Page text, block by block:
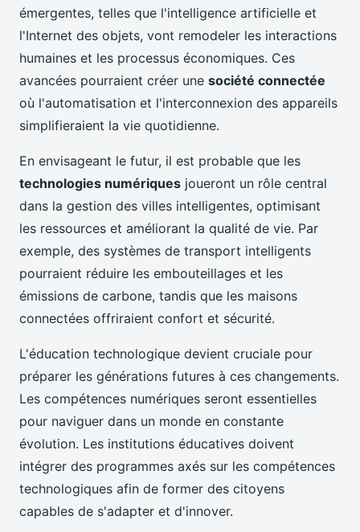
émergentes, telles que l'intelligence artificielle et
l'Internet des objets, vont remodeler les interactions
humaines et les processus économiques. Ces
avancées pourraient créer une société connectée
où l'automatisation et l'interconnexion des appareils
simplifieraient la vie quotidienne.
En envisageant le futur, il est probable que les
technologies numériques joueront un rôle central
dans la gestion des villes intelligentes, optimisant
les ressources et améliorant la qualité de vie. Par
exemple, des systèmes de transport intelligents
pourraient réduire les embouteillages et les
émissions de carbone, tandis que les maisons
connectées offriraient confort et sécurité.
L'éducation technologique devient cruciale pour
préparer les générations futures à ces changements.
Les compétences numériques seront essentielles
pour naviguer dans un monde en constante
évolution. Les institutions éducatives doivent
intégrer des programmes axés sur les compétences
technologiques afin de former des citoyens
capables de s'adapter et d'innover.